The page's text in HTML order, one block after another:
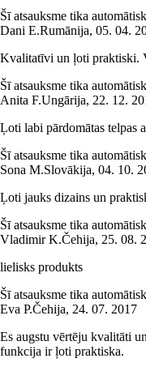
Šī atsauksme tika
Dani E.Rumānija, 05. 04.
Kvalitatīvi un ļoti praktiski.
Šī atsauksme tika
Anita F.Ungārija, 22. 12.
Ļoti labi pārdomātas telpas
Šī atsauksme tika
Sona M.Slovākija, 04. 10.
Ļoti jauks dizains un
Šī atsauksme tika
Vladimir K.Čehija, 25. 08.
lielisks produkts
Šī atsauksme tika
Eva P.Čehija, 24. 07. 2017
Es augstu vērtēju kvalitāti
funkcija ir ļoti praktiska.